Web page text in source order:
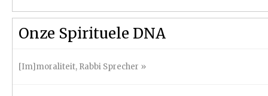
Onze Spirituele DNA
[Im]moraliteit, Rabbi Sprecher »